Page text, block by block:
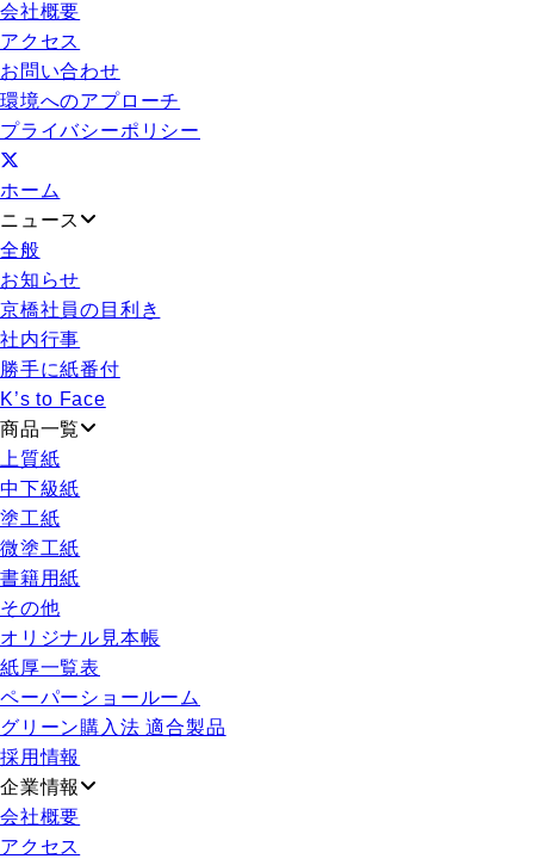
会社概要
アクセス
お問い合わせ
環境へのアプローチ
プライバシーポリシー
ホーム
ニュース
全般
お知らせ
京橋社員の目利き
社内行事
勝手に紙番付
K’s to Face
商品一覧
上質紙
中下級紙
塗工紙
微塗工紙
書籍用紙
その他
オリジナル見本帳
紙厚一覧表
ペーパーショールーム
グリーン購入法 適合製品
採用情報
企業情報
会社概要
アクセス